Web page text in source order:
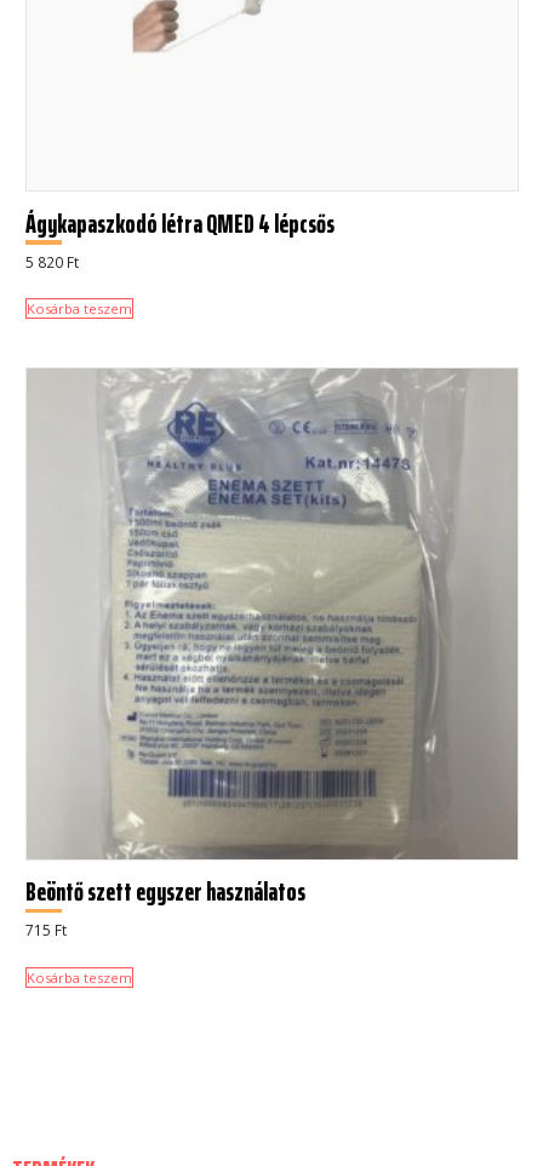
Ágykapaszkodó létra QMED 4 lépcsős
5 820 Ft
Kosárba teszem
Beöntő szett egyszer használatos
715 Ft
Kosárba teszem